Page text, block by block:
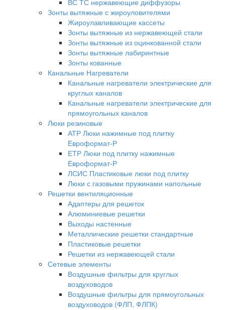
ВС ТС нержавеющие диффузоры
Зонты вытяжные с жироуловителями
Жироулавливающие кассеты
Зонты вытяжные из нержавеющей стали
Зонты вытяжные из оцинкованной стали
Зонты вытяжные лабиринтные
Зонты кованные
Канальные Нагреватели
Канальные нагреватели электрические для
круглых каналов
Канальные нагреватели электрические для
прямоугольных каналов
Люки резиновые
АТР Люки нажимные под плитку
Евроформат-Р
ЕТР Люки под плитку нажимные
Евроформат-Р
ЛСИС Пластиковые люки под плитку
Люки с газовыми пружинами напольные
Решетки вентиляционные
Адаптеры для решеток
Алюминиевые решетки
Выходы настенные
Металлические решетки стандартные
Пластиковые решетки
Решетки из нержавеющей стали
Сетевые элементы
Воздушные фильтры для круглых
воздуховодов
Воздушные фильтры для прямоугольных
воздуховодов (ФЛП, ФЛПК)